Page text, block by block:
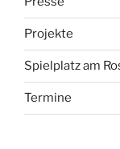
Projekte
Spielplatz am
Termine